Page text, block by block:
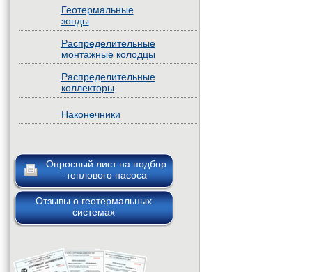
Геотермальные
зонды
Распределительные
монтажные колодцы
Распределительные
коллекторы
Наконечники
Опросный лист на подбор
теплового насоса
Отзывы о геотермальных
системах